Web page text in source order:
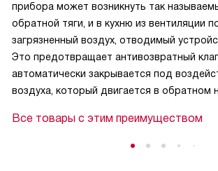
прибора может возникнуть так
обратной тяги, и в кухню из вентиляции
загрязненный воздух, отводимый
Это предотвращает антивозвратный
автоматически закрывается под
воздуха, который двигается в обратном
Все товары с этим преимуществом